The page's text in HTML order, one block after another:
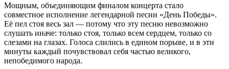
Мощным, объединяющим финалом концерта стало
совместное исполнение легендарной песни «День Победы».
Её пел стоя весь зал — потому что эту песню невозможно
слушать иначе: только стоя, только всем сердцем, только со
слезами на глазах. Голоса слились в едином порыве, и в эти
минуты каждый почувствовал себя частью великого,
непобедимого народа.